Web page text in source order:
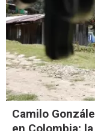
Camilo
en Colombia;